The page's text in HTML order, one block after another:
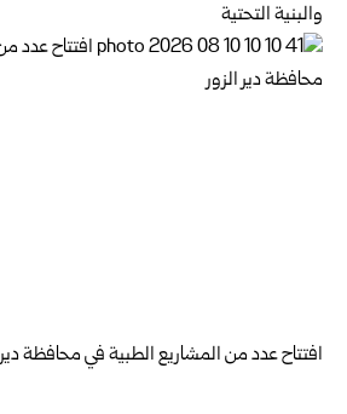
والبنية التحتية
افتتاح عدد من المشاريع الطبية في محافظة دير